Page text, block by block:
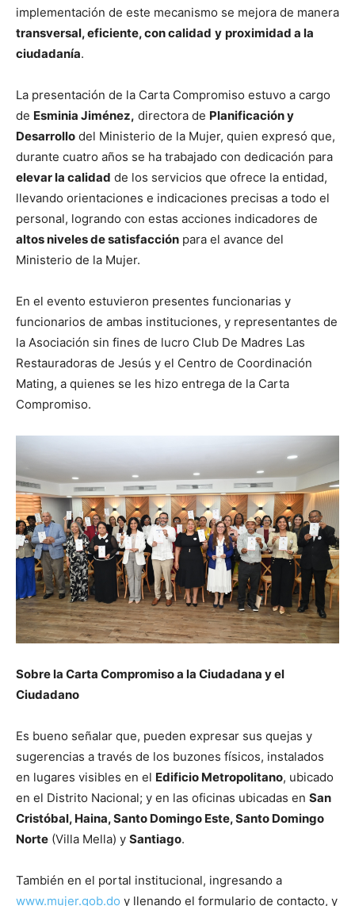
implementación de este mecanismo se mejora de manera
transversal, eficiente, con calidad y proximidad a la
ciudadanía.
La presentación de la Carta Compromiso estuvo a cargo
de Esminia Jiménez, directora de Planificación y
Desarrollo del Ministerio de la Mujer, quien expresó que,
durante cuatro años se ha trabajado con dedicación para
elevar la calidad de los servicios que ofrece la entidad,
llevando orientaciones e indicaciones precisas a todo el
personal, logrando con estas acciones indicadores de
altos niveles de satisfacción para el avance del
Ministerio de la Mujer.
En el evento estuvieron presentes funcionarias y
funcionarios de ambas instituciones, y representantes de
la Asociación sin fines de lucro Club De Madres Las
Restauradoras de Jesús y el Centro de Coordinación
Mating, a quienes se les hizo entrega de la Carta
Compromiso.
Sobre la Carta Compromiso a la Ciudadana y el
Ciudadano
Es bueno señalar que, pueden expresar sus quejas y
sugerencias a través de los buzones físicos, instalados
en lugares visibles en el Edificio Metropolitano, ubicado
en el Distrito Nacional; y en las oficinas ubicadas en San
Cristóbal, Haina, Santo Domingo Este, Santo Domingo
Norte (Villa Mella) y Santiago.
También en el portal institucional, ingresando a
www.mujer.gob.do y llenando el formulario de contacto, y